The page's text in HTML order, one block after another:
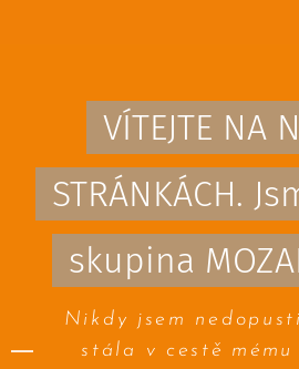
VÍTEJTE NA
STRÁNKÁCH.
skupina
Nikdy jsem
stála v cestě